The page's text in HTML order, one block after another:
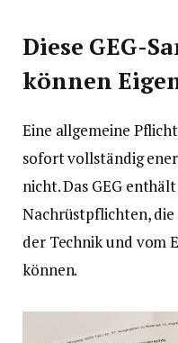
Diese GEG-
können
Eine allgemeine
sofort vollständig
nicht. Das GEG
Nachrüstpflichten, die
der Technik und vom
können.